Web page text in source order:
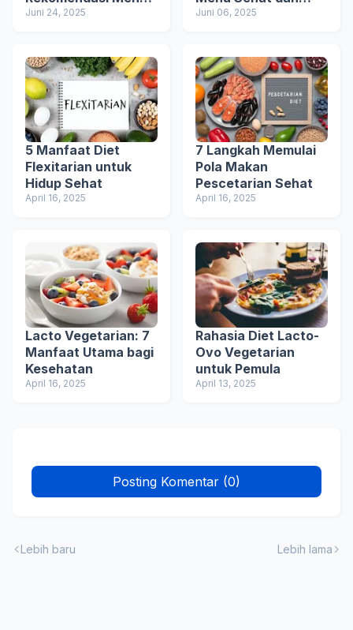
Diet Sehat untuk
Juni 24, 2025
Mudah
Juni 06, 2025
5 Manfaat Diet
Flexitarian untuk
Hidup Sehat
April 16, 2025
7 Langkah Memulai
Pola Makan
Pescetarian Sehat
April 16, 2025
Lacto Vegetarian: 7
Manfaat Utama bagi
Kesehatan
April 16, 2025
Rahasia Diet Lacto-
Ovo Vegetarian
untuk Pemula
April 13, 2025
Posting Komentar (0)
Lebih baru Lebih lama